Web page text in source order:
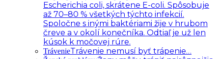
Escherichia coli, skrátene E-coli. Spôsobuje
až 70–80 % všetkých týchto infekcií.
Spoločne s inými baktériami žije v hrubom
čreve a v okolí konečníka. Odtiaľ je už len
kúsok k močovej rúre.
TrávenieTrávenie nemusí byť trápenie…